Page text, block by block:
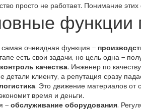
просто не работает. Понимание
функции
очевидная функция –
есть свои задачи, но цель одна –
контроль качества. Инженер по
детали клиенту, а репутация сразу
. Это движение материалов от
время и деньги.
– обслуживание оборудования.